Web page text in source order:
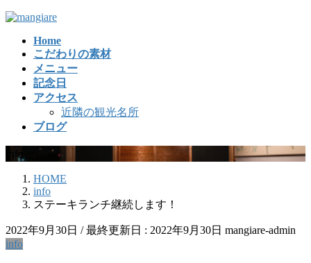
コ
ナ
動
Home
こだわりの素材
メニュー
記念日
アクセス
近隣の観光名所
ブログ
info
HOME
info
ステーキランチ継続します！
2022年9月30日 / 最終更新日 : 2022年9月30日 mangiare-admin
info